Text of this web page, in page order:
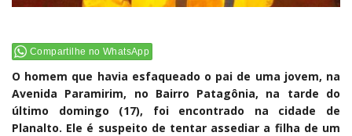
Compartilhe no WhatsApp
O homem que havia esfaqueado o pai de uma jovem, na
Avenida Paramirim, no Bairro Patagônia, na tarde do
último domingo (17), foi encontrado na cidade de
Planalto. Ele é suspeito de tentar assediar a filha de um